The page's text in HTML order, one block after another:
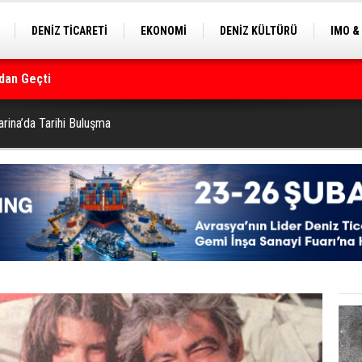
DENİZ TİCARETİ EKONOMİ DENİZ KÜLTÜRÜ
IMO
Geçti
Tarihi Buluşma